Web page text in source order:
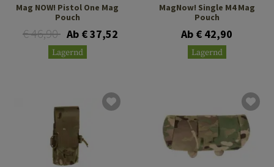
Mag NOW! Pistol One Mag
Pouch
€ 46,90 Ab € 37,52
Lagernd
MagNow! Single M4 Mag
Pouch
Ab € 42,90
Lagernd